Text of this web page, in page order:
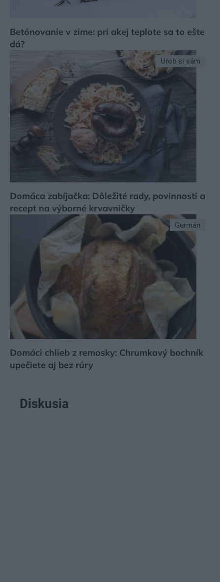
Betónovanie v zime: pri akej teplote sa to ešte
dá?
Urob si sám
Domáca zabíjačka: Dôležité rady, povinnosti a
recept na výborné krvavničky
Gurmán
Domáci chlieb z remosky: Chrumkavý bochník
upečiete aj bez rúry
Diskusia